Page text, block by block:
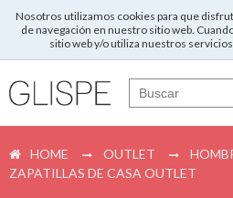
Nosotros utilizamos cookies para que
de navegación en nuestro sitio web.
sitio web y/o utiliza nuestros
English
HOME OUTLET
ZAPATILLAS DE CASA OUTLET